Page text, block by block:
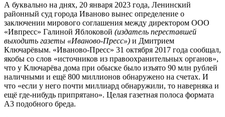
А буквально на днях, 20 января 2023 года, Ленинский
районный суд города Иваново вынес определение о
заключении мирового соглашения между директором ООО
«Ивпресс» Галиной Яблоковой (издатель переставшей
выходить газеты «Иваново-Пресс») и Дмитрием
Ключарёвым. «Иваново-Пресс» 31 октября 2017 года сообщал,
якобы со слов «источников из правоохранительных органов»,
что у Ключарёва дома при обыске было изъято 90 млн рублей
наличными и ещё 800 миллионов обнаружено на счетах. И
что «если у него почти миллиард обнаружили, то наверняка и
ещё где-нибудь припрятано». Целая газетная полоса формата
А3 подобного бреда.